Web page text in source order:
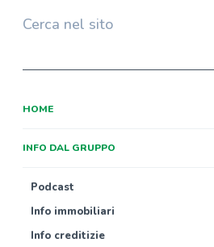
Cerca nel sito
HOME
INFO DAL GRUPPO
Podcast
Info immobiliari
Info creditizie